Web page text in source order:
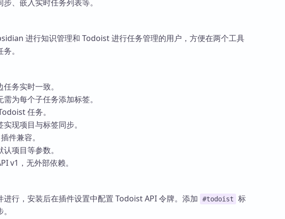
、嵌入实时任务列表等。
进行知识管理和 Todoist 进行任务管理的用户，方便在两个工具
。
务实时一致。
为每个子任务添加标签。
任务。
现项目与标签同步。
件兼容。
项目等参数。
v1，无外部依赖。
进行，安装后在插件设置中配置 Todoist API 令牌。添加 #todoist
标